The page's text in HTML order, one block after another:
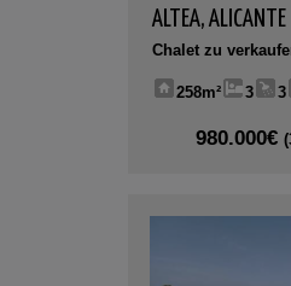
ALTEA, ALICANTE
Chalet zu
258m² 3 3
980.000€